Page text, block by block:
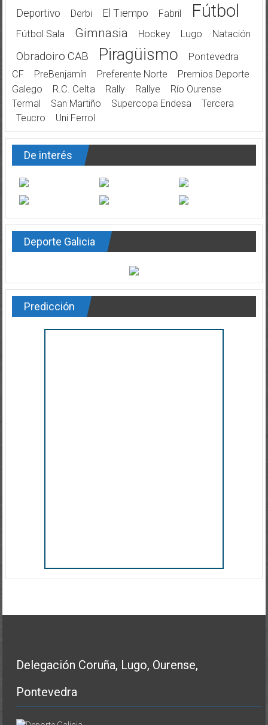
Deportivo Derbi El Tiempo Fabril Fútbol
Fútbol Sala Gimnasia Hockey Lugo Natación
Obradoiro CAB Piragüismo
Pontevedra
CF
PreBenjamín Preferente Norte
Premios Deporte
Galego
R.C. Celta Rally Rallye
Río Ourense
Termal
San Martiño Supercopa Endesa
Tercera
Teucro
Uni Ferrol
De interés
Deporte Galicia
Predicción
Delegación Coruña, Lugo, Ourense,
Pontevedra